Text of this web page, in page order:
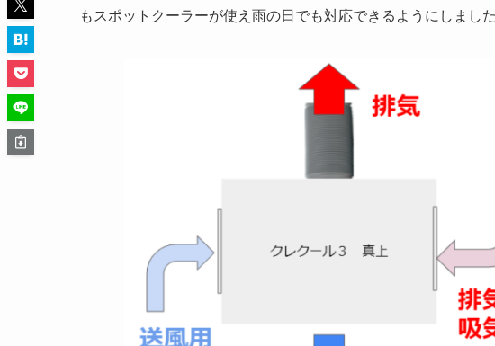
もスポットクーラーが使え雨の日でも対応できるようにしました